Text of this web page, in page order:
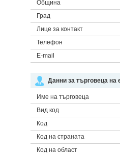
Община
Град
Лице за контакт
Телефон
E-mail
Данни за търговеца на
Име на търговеца
Вид код
Код
Код на страната
Код на област